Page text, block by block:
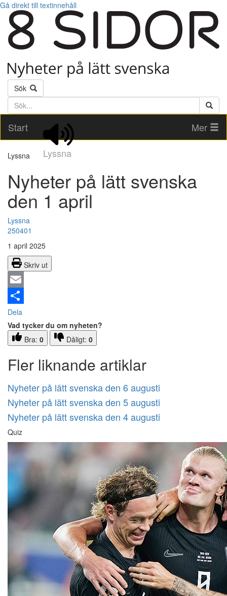
Gå direkt till textinnehåll
Sök
Söktext
Start
Lyssna
Mer
Lyssna
Nyheter på lätt svenska
den 1 april
Lyssna
250401
1 april 2025
Skriv ut
Email
Dela
Vad tycker du om nyheten?
Bra: 0 Dåligt: 0
Fler liknande artiklar
Nyheter på lätt svenska den 6 augusti
Nyheter på lätt svenska den 5 augusti
Nyheter på lätt svenska den 4 augusti
Quiz